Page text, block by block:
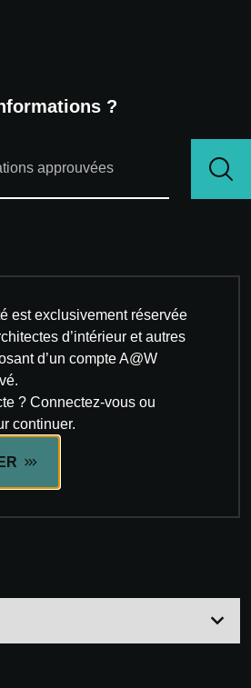
?
est exclusivement réservée
d’intérieur et autres
d’un compte A@W
? Connectez-vous ou
continuer.